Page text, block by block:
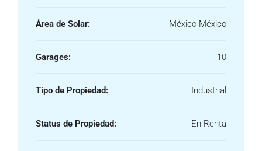
Área de Solar: México México
Garages: 10
Tipo de Propiedad: Industrial
Status de Propiedad: En Renta